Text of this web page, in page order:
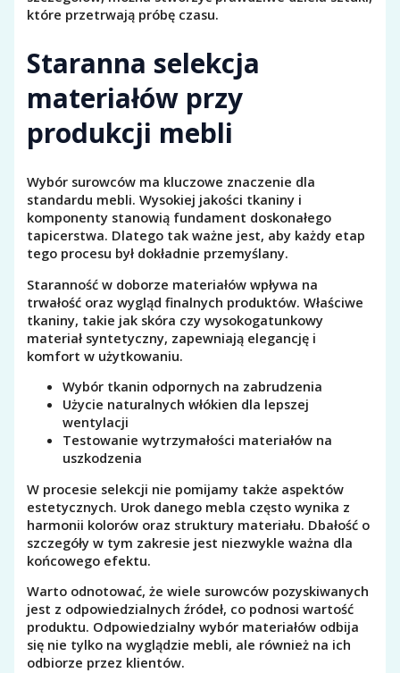
które przetrwają próbę czasu.
Staranna selekcja
materiałów przy
produkcji mebli
Wybór surowców ma kluczowe znaczenie dla
standardu mebli. Wysokiej jakości tkaniny i
komponenty stanowią fundament doskonałego
tapicerstwa. Dlatego tak ważne jest, aby każdy etap
tego procesu był dokładnie przemyślany.
Staranność w doborze materiałów wpływa na
trwałość oraz wygląd finalnych produktów. Właściwe
tkaniny, takie jak skóra czy wysokogatunkowy
materiał syntetyczny, zapewniają elegancję i
komfort w użytkowaniu.
Wybór tkanin odpornych na zabrudzenia
Użycie naturalnych włókien dla lepszej
wentylacji
Testowanie wytrzymałości materiałów na
uszkodzenia
W procesie selekcji nie pomijamy także aspektów
estetycznych. Urok danego mebla często wynika z
harmonii kolorów oraz struktury materiału. Dbałość o
szczegóły w tym zakresie jest niezwykle ważna dla
końcowego efektu.
Warto odnotować, że wiele surowców pozyskiwanych
jest z odpowiedzialnych źródeł, co podnosi wartość
produktu. Odpowiedzialny wybór materiałów odbija
się nie tylko na wyglądzie mebli, ale również na ich
odbiorze przez klientów.